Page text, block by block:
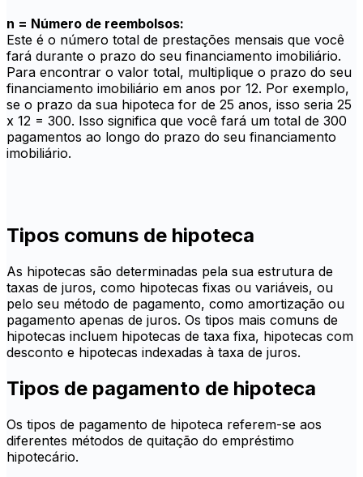
n = Número de reembolsos:
Este é o número total de prestações mensais que você
fará durante o prazo do seu financiamento imobiliário.
Para encontrar o valor total, multiplique o prazo do seu
financiamento imobiliário em anos por 12. Por exemplo,
se o prazo da sua hipoteca for de 25 anos, isso seria 25
x 12 = 300. Isso significa que você fará um total de 300
pagamentos ao longo do prazo do seu financiamento
imobiliário.
Tipos comuns de hipoteca
As hipotecas são determinadas pela sua estrutura de
taxas de juros, como hipotecas fixas ou variáveis, ou
pelo seu método de pagamento, como amortização ou
pagamento apenas de juros. Os tipos mais comuns de
hipotecas incluem hipotecas de taxa fixa, hipotecas com
desconto e hipotecas indexadas à taxa de juros.
Tipos de pagamento de hipoteca
Os tipos de pagamento de hipoteca referem-se aos
diferentes métodos de quitação do empréstimo
hipotecário.